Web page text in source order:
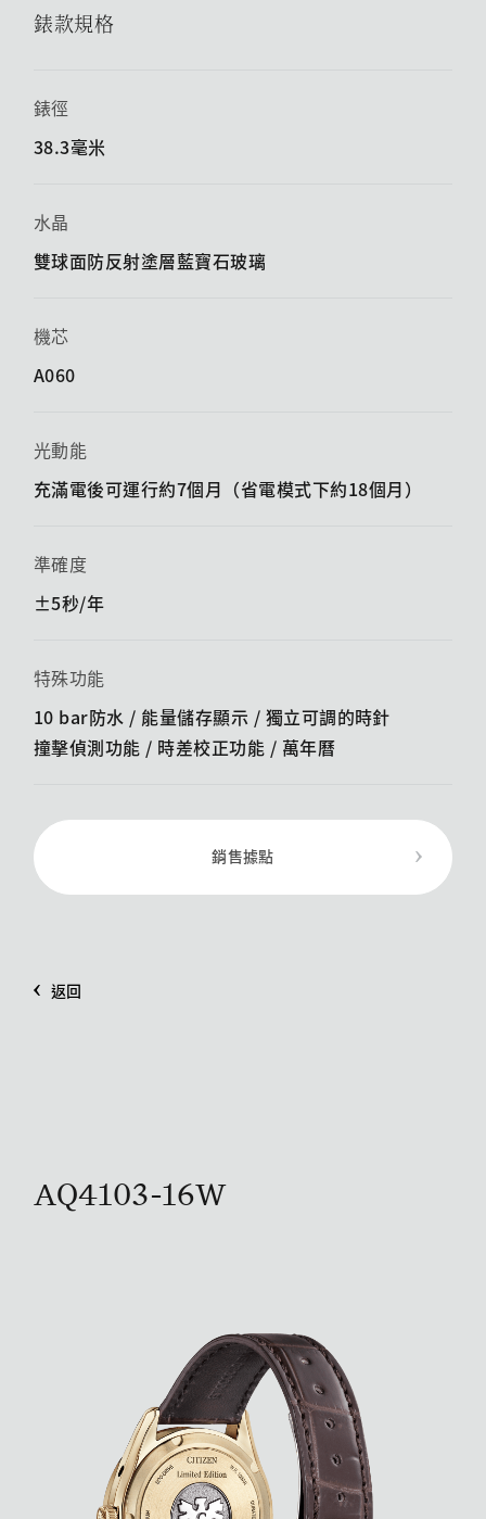
錶款規格
錶徑
38.3毫米
水晶
雙球面防反射塗層藍寶石玻璃
機芯
A060
光動能
充滿電後可運行約7個月（省電模式下約18個月）
準確度
±5秒/年
特殊功能
10 bar防水 / 能量儲存顯示 / ​​獨立可調的時針
撞擊偵測功能 / ​​時差校正功能 / 萬年曆
銷售據點
返回
AQ4103-16W